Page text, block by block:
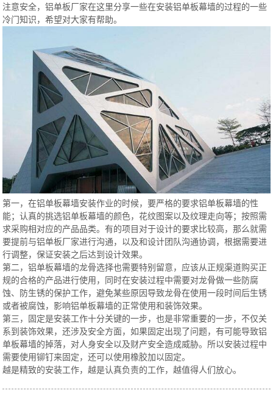
注意安全，铝单板厂家在这里分享一些在安装铝单板幕墙的过程的一些
冷门知识，希望对大家有帮助。
第一，在铝单板幕墙安装作业的时候，要严格的要求铝单板幕墙的性
能；认真的挑选铝单板幕墙的颜色，花纹图案以及纹理走向等；按照需
求采购相对应的产品品类。有的项目对于设计的要求比较高，那么就需
要提前与铝单板厂家进行沟通，以及和设计团队沟通协调，根据需要进
行调整，保证安装之后达到设计效果。
第二，铝单板幕墙的龙骨选择也需要特别留意，应该从正规渠道购买正
规的合格的产品进行使用，同时在安装过程中需要对龙骨做一些防腐
蚀、防生锈的保护工作，避免某些原因导致龙骨在使用一段时间后生锈
或者被腐蚀，影响铝单板幕墙的正常使用和装饰效果。
第三，固定是安装工作十分关键的一步，也是非常重要的一步，不仅关
系到装饰效果，还涉及安全方面，如果固定出现了问题，有可能导致铝
单板幕墙的掉落，对人身安全以及财产安全造成威胁。所以安装过程中
需要使用铆钉来固定，还可以使用橡胶加以固定。
越是精致的安装工作，越是认真负责的工作，越值得人们放心。